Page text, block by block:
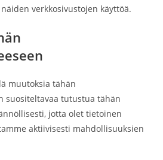
verkkosivustojen käyttöä.
muutoksia tähän
suositeltavaa tutustua tähän
jotta olet tietoinen
aktiivisesti mahdollisuuksien